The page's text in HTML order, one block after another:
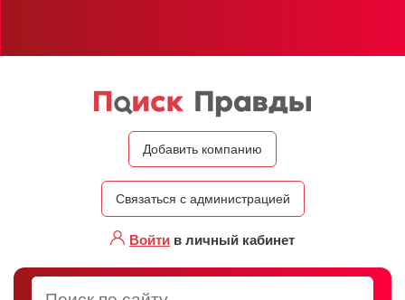
Добавить компанию
Связаться с администрацией
Войти в личный кабинет